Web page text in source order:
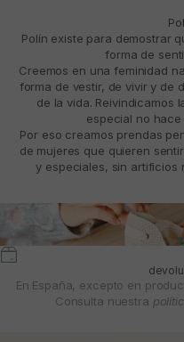
Polín existe para demostrar
forma de
Creemos en una feminidad
forma de vestir, de vivir y de
de la vida. Reivindicamos
especial no
Por eso creamos prendas
de mujeres que quieren
y especiales, sin artificios
En España, excepto en
Consulta nuestra